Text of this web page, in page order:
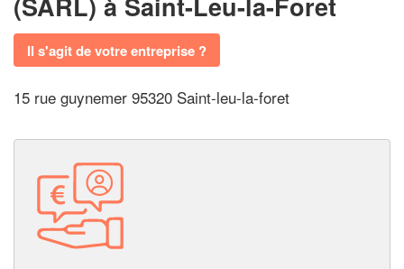
Il s'agit de votre entreprise ?
15 rue guynemer 95320 Saint-leu-la-foret